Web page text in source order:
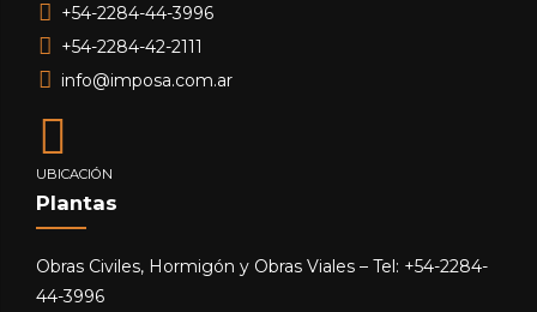
+54-2284-44-3996
+54-2284-42-2111
info@imposa.com.ar
UBICACIÓN
Plantas
Obras Civiles, Hormigón y Obras Viales – Tel: +54-2284-
44-3996